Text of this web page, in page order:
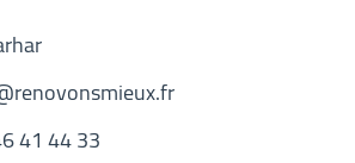
41 44 33